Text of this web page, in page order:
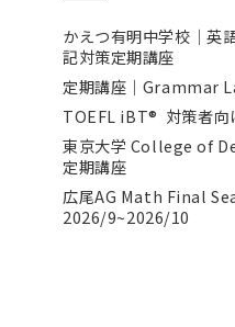
かえつ有明中学校｜英
記対策定期講座
定期講座｜Grammar
TOEFL iBT® 対策者向
東京大学 College of
定期講座
広尾AG Math Final
2026/9~2026/10